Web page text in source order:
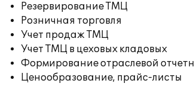
Резервирование ТМЦ
Розничная торговля
Учет продаж ТМЦ
Учет ТМЦ в цеховых кладовых
Формирование отраслевой
Ценообразование, прайс-листы